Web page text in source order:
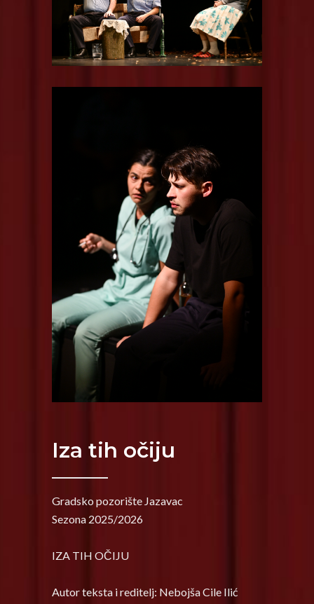
Iza tih očiju
Gradsko pozorište Jazavac
Sezona 2025/2026
IZA TIH OČIJU
Autor teksta i reditelj: Nebojša Cile Ilić